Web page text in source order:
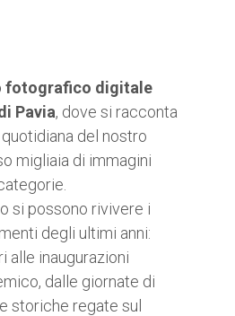
fotografico digitale
Pavia, dove si racconta
del nostro
migliaia di immagini
si possono rivivere i
degli ultimi anni:
alle inaugurazioni
dalle giornate di
storiche regate sul